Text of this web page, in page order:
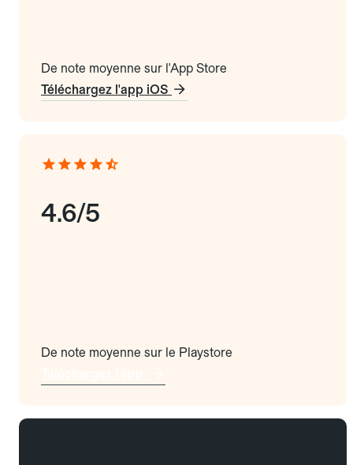
De note moyenne sur l'App Store
Téléchargez l'app iOS
4.6/5
De note moyenne sur le Playstore